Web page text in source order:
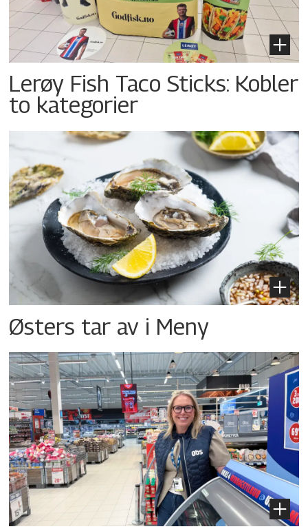
Lerøy Fish Taco Sticks: Kobler
to kategorier
Østers tar av i Meny